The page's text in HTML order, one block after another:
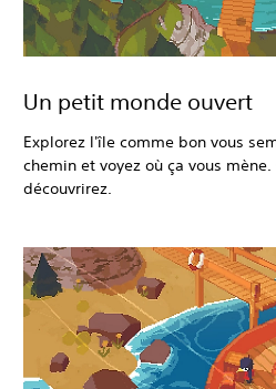
Un petit monde ouvert
Explorez l'île comme bon vous
chemin et voyez où ça vous
découvrirez.